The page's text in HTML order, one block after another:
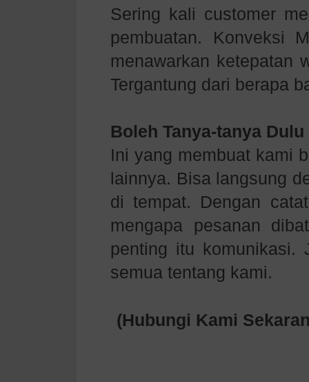
Sering kali customer
pembuatan. Konveksi
menawarkan ketepatan
Tergantung dari berapa
Boleh Tanya-tanya Dulu
Ini yang membuat kami
lainnya. Bisa langsung
di tempat. Dengan
mengapa pesanan
penting itu komunikasi.
semua tentang kami.
(Hubungi Kami